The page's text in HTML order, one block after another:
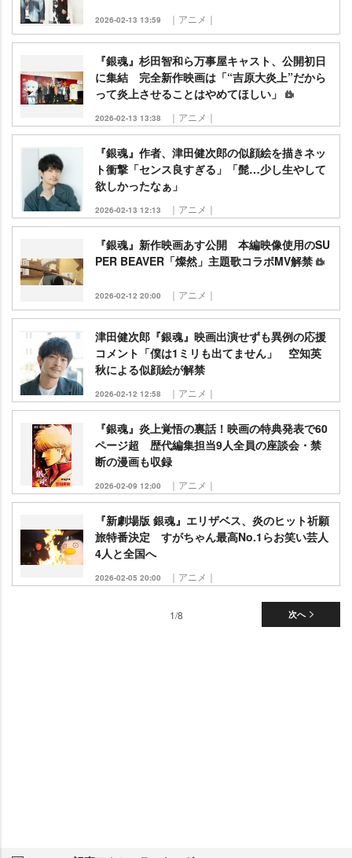
2026-02-13 13:59 ｜アニメ｜
『銀魂』杉田智和ら万事屋キャスト、公開初日
に集結 完全新作映画は「“吉原大炎上”だから
って炎上させることはやめてほしい」
2026-02-13 13:38 ｜アニメ｜
『銀魂』作者、津田健次郎の似顔絵を描きネッ
ト衝撃「センス良すぎる」「髭…少し生やして
欲しかったなぁ」
2026-02-13 12:13 ｜アニメ｜
『銀魂』新作映画あす公開 本編映像使用のSU
PER BEAVER「燦然」主題歌コラボMV解禁
2026-02-12 20:00 ｜アニメ｜
津田健次郎『銀魂』映画出演せずも異例の応援
コメント「僕は1ミリも出てません」 空知英
秋による似顔絵が解禁
2026-02-12 12:58 ｜アニメ｜
『銀魂』炎上覚悟の裏話！映画の特典発表で60
ページ超 歴代編集担当9人全員の座談会・禁
断の漫画も収録
2026-02-09 12:00 ｜アニメ｜
『新劇場版 銀魂』エリザベス、炎のヒット祈願
旅特番決定 すがちゃん最高No.1らお笑い芸人
4人と全国へ
2026-02-05 20:00 ｜アニメ｜
次へ
1/8